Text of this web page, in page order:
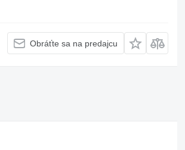
Obráťte sa na predajcu